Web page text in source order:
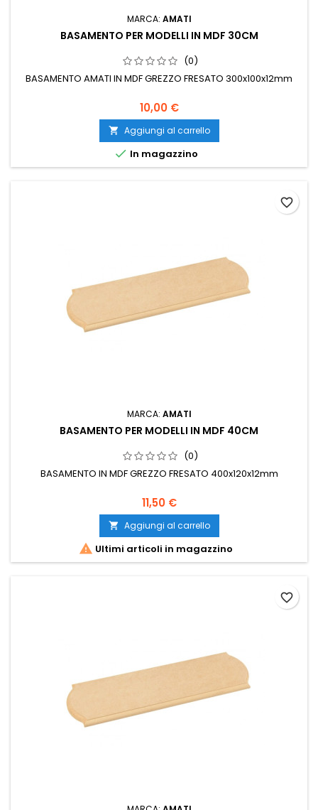
MARCA: AMATI
BASAMENTO PER MODELLI IN MDF 30CM
(0)
BASAMENTO AMATI IN MDF GREZZO FRESATO 300x100x12mm
10,00 €
 Aggiungi al carrello
 In magazzino
MARCA: AMATI
BASAMENTO PER MODELLI IN MDF 40CM
(0)
BASAMENTO IN MDF GREZZO FRESATO 400x120x12mm
11,50 €
 Aggiungi al carrello
 Ultimi articoli in magazzino
favorite_border
favorite_border